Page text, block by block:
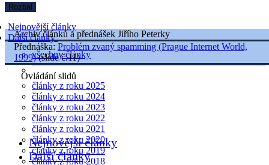
Nejnovější články
Další články
všechny články
články z roku 2025
články z roku 2024
články z roku 2023
články z roku 2022
články z roku 2021
články z roku 2020
články z roku 2019
články z roku 2018
Rozbal
Archiv článků a přednášek Jiřího Peterky
Přednáška: Problém zvaný spamming (Prague Internet World,
1999)(slide č.11)
Ovládání slidů
Nejnovější články
Další články